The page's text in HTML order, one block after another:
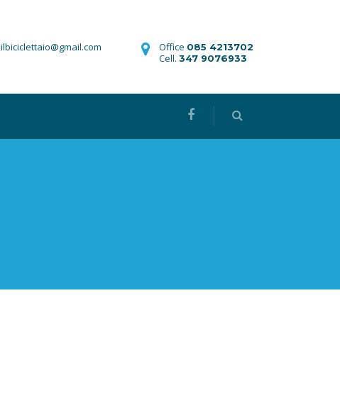
Office 085 4213702
Cell. 347 9076933
ilbiciclettaio@gmail.com